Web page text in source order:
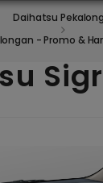
Daihatsu
- Promo &